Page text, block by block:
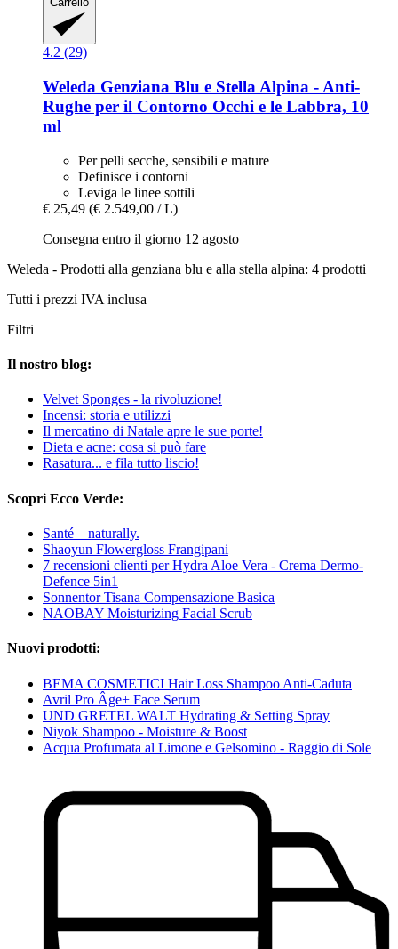
4.2 (29)
Weleda Genziana Blu e Stella Alpina -​ Anti-​
Rughe per il Contorno Occhi e le Labbra, 10
ml
Per pelli secche, sensibili e mature
Definisce i contorni
Leviga le linee sottili
€ 25,49 (€ 2.549,00 / L)
Consegna entro il giorno 12 agosto
Weleda - Prodotti alla genziana blu e alla stella alpina: 4 prodotti
Tutti i prezzi IVA inclusa
Filtri
Il nostro blog:
Velvet Sponges - la rivoluzione!
Incensi: storia e utilizzi
Il mercatino di Natale apre le sue porte!
Dieta e acne: cosa si può fare
Rasatura... e fila tutto liscio!
Scopri Ecco Verde:
Santé – naturally.
Shaoyun Flowergloss Frangipani
7 recensioni clienti per Hydra Aloe Vera - Crema Dermo-
Defence 5in1
Sonnentor Tisana Compensazione Basica
NAOBAY Moisturizing Facial Scrub
Nuovi prodotti:
BEMA COSMETICI Hair Loss Shampoo Anti-Caduta
Avril Pro Âge+ Face Serum
UND GRETEL WALT Hydrating & Setting Spray
Niyok Shampoo - Moisture & Boost
Acqua Profumata al Limone e Gelsomino - Raggio di Sole